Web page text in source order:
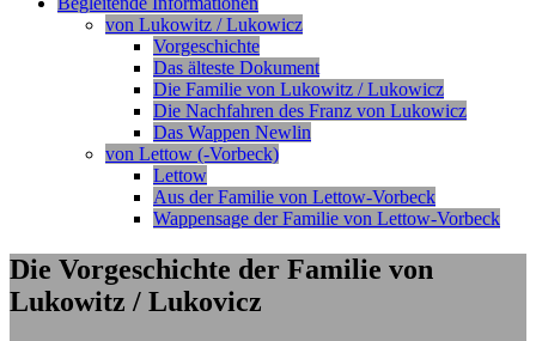
von Lukowitz / Lukowicz
Vorgeschichte
Das älteste Dokument
Die Familie von Lukowitz / Lukowicz
Die Nachfahren des Franz von Lukowicz
Das Wappen Newlin
von Lettow (-Vorbeck)
Lettow
Aus der Familie von Lettow-Vorbeck
Wappensage der Familie von Lettow-Vorbeck
Die Vorgeschichte der Familie von
Lukowitz / Lukovicz